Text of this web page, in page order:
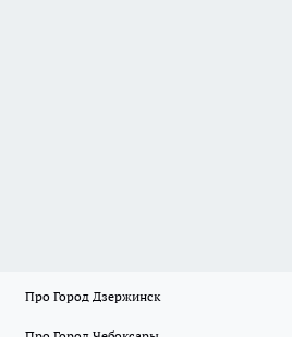
Про Город Дзержинск